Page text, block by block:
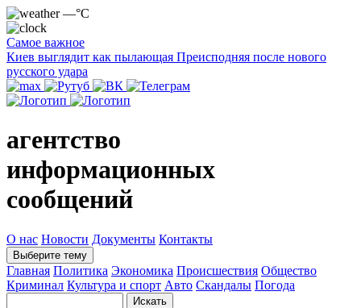
—°C
Самое важное
Киев выглядит как пылающая Преисподняя после нового
русского удара
агентство
информационных
сообщений
О нас Новости Документы Контакты
Выберите тему
Главная Политика Экономика Происшествия Общество
Криминал Культура и спорт Авто Скандалы Погода